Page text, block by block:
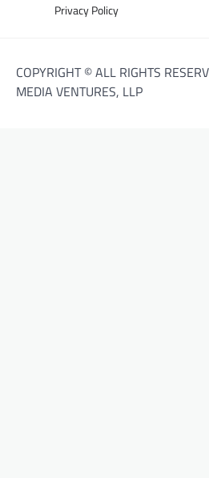
Privacy Policy
COPYRIGHT © ALL RIGHTS
MEDIA VENTURES, LLP